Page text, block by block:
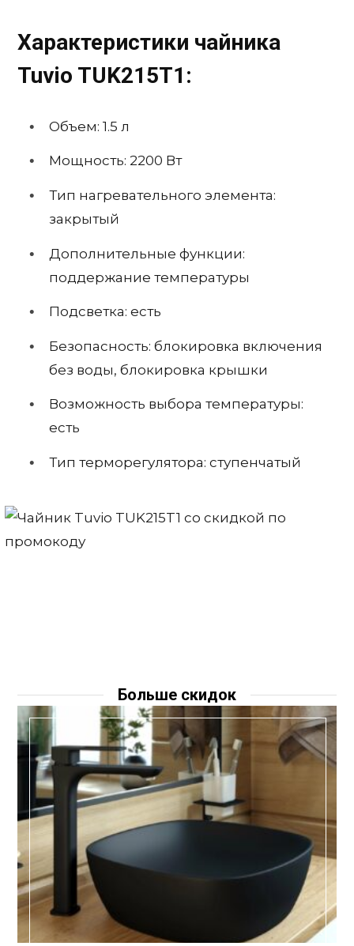
Характеристики чайника
Tuvio TUK215T1:
Объем: 1.5 л
Мощность: 2200 Вт
Тип нагревательного элемента:
закрытый
Дополнительные функции:
поддержание температуры
Подсветка: есть
Безопасность: блокировка включения
без воды, блокировка крышки
Возможность выбора температуры:
есть
Тип терморегулятора: ступенчатый
Больше скидок